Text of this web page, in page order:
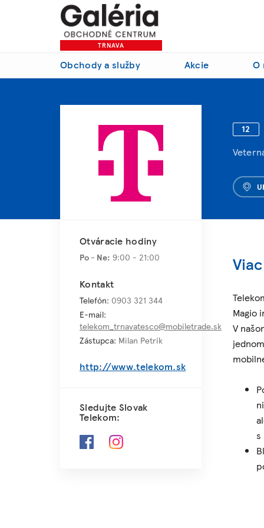
TRNAVA
Obchody a služby Akcie O
Otváracie hodiny
Po - Ne: 9:00 - 21:00
Kontakt
Telefón: 0903 321 344
E-mail:
telekom_trnavatesco@mobiletrade.sk
Zástupca: Milan Petrík
http://www.telekom.sk
Sledujte Slovak
Telekom:
12
Magio
V
s